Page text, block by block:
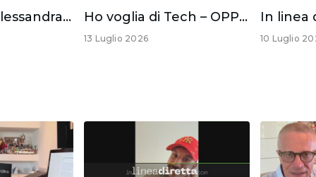
Witty Skills – Alessandra Mussolini Ho voglia di Tech – OPPO FIND X9 ULTRA
13 Luglio 2026 10 Luglio